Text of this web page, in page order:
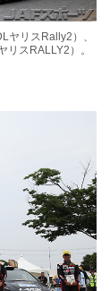
ヤリスRally2）、
スRALLY2）。